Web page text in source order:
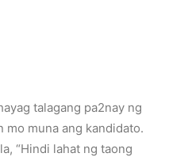
talagang pa2nay ng
mo muna ang kandidato.
“Hindi lahat ng taong